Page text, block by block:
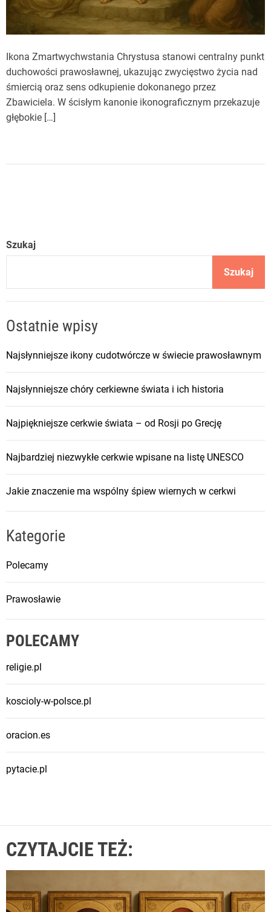
Ikona Zmartwychwstania Chrystusa stanowi centralny punkt
duchowości prawosławnej, ukazując zwycięstwo życia nad
śmiercią oraz sens odkupienie dokonanego przez
Zbawiciela. W ścisłym kanonie ikonograficznym przekazuje
głębokie […]
Szukaj
Szukaj
Ostatnie wpisy
Najsłynniejsze ikony cudotwórcze w świecie prawosławnym
Najsłynniejsze chóry cerkiewne świata i ich historia
Najpiękniejsze cerkwie świata – od Rosji po Grecję
Najbardziej niezwykłe cerkwie wpisane na listę UNESCO
Jakie znaczenie ma wspólny śpiew wiernych w cerkwi
Kategorie
Polecamy
Prawosławie
POLECAMY
religie.pl
koscioly-w-polsce.pl
oracion.es
pytacie.pl
CZYTAJCIE TEŻ: